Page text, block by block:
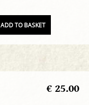
ADD TO BASKET
€ 25.00